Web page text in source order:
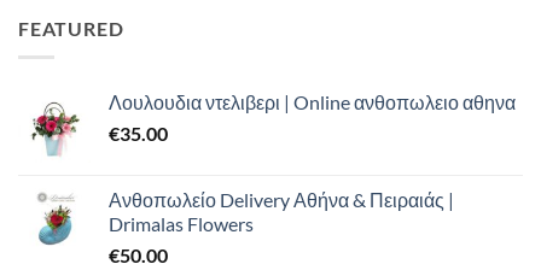
FEATURED
Λουλουδια ντελιβερι | Online ανθοπωλειο αθηνα
€35.00
Ανθοπωλείο Delivery Αθήνα & Πειραιάς |
Drimalas Flowers
€50.00